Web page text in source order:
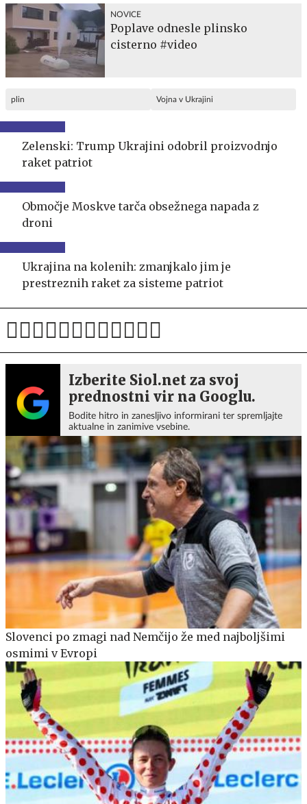
NOVICE
Poplave odnesle plinsko
cisterno #video
plin Vojna v Ukrajini
Zelenski: Trump Ukrajini odobril proizvodnjo
raket patriot
Območje Moskve tarča obsežnega napada z
droni
Ukrajina na kolenih: zmanjkalo jim je
prestreznih raket za sisteme patriot
Izberite Siol.net za svoj
prednostni vir na Googlu.
Bodite hitro in zanesljivo informirani ter spremljajte
aktualne in zanimive vsebine.
Slovenci po zmagi nad Nemčijo že med najboljšimi
osmimi v Evropi